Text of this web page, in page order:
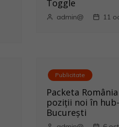
Toggle
admin@ 11
Publicitate
Packeta
poziții noi în
București